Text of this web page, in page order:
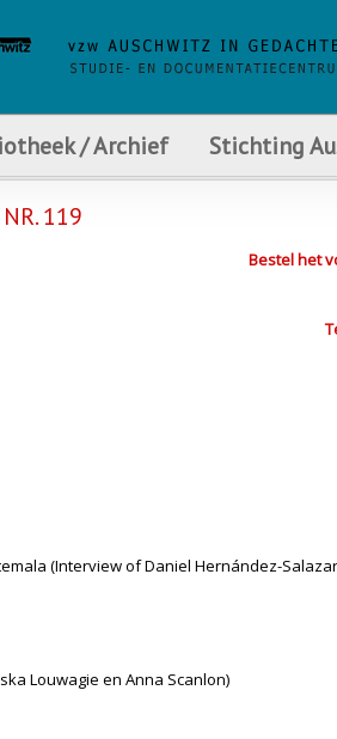
/ Archief Stichting
119
Bestel het
(Interview of Daniel Hernández-
Louwagie en Anna Scanlon)